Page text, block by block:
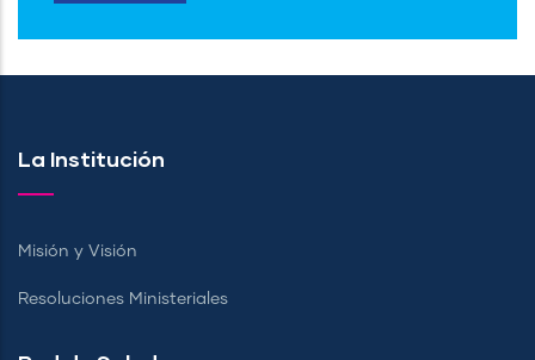
La Institución
Misión y Visión
Resoluciones Ministeriales